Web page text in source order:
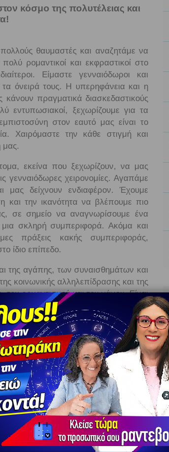
κόσμο της πολυτέλειας και
θαυμαστές και αναζητάμε να
ρομαντικοί και εκφραστικοί στο
Είμαστε γενναιόδωροι και
όνειρά τους. Η υπερηφάνεια και η
πραγματικά διασκεδαστικούς
εντυπωσιακοί, ξεχωρίζουμε για τα
στον εαυτό μας είναι το
Χαιρόμαστε την κάθε στιγμή και
μας.
εκείνα που ξεχωρίζουν, να μας
γενναιόδωρες χειρονομίες. Αγαπάμε
μας δείχνουν ενδιαφέρον. Έχουμε
και την ικανότητα να βλέπουμε πιο
σε σημείο να αναγνωρίσουμε ένα
σκληρή συμπεριφορά. Ακόμα και
πράξεις κακής συμπεριφοράς,
ίδιο επίπεδο.
της αγάπης, των συναισθημάτων και
κοινωνικής αλληλεπίδρασης και της
ρομαντισμού και του γάμου. Είναι
τα πράγματα που χρησιμοποιούνται
καλλυντικά, τα κοσμήματα και τα
προβλέψεις για τα 12 ζώδια
στο Λέοντα στο ζώδιό σας. Αν
σας, διαβάστε και το ζώδιο του
σας, εκφράζετε τον εαυτό σας με ένα